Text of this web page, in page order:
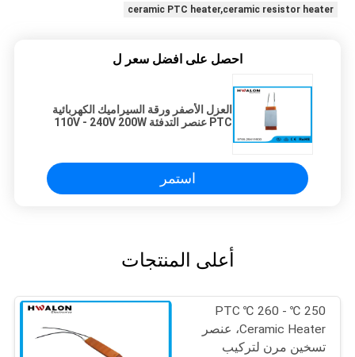
ceramic PTC heater,ceramic resistor heater
احصل على افضل سعر ل
العزل الأصفر ورقة السيراميك الكهربائية
PTC عنصر التدفئة 110V - 240V 200W
استمر
أعلى المنتجات
250 ℃ - 260 ℃ PTC
Ceramic Heater، عنصر
تسخين مرن لتركيب